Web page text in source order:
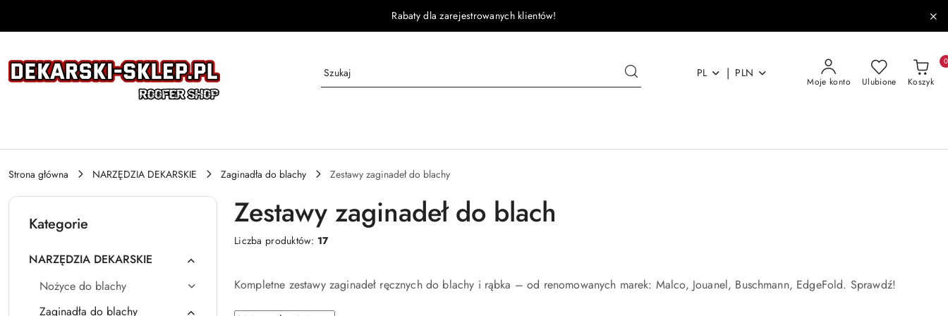
Rabaty dla zarejestrowanych klientów!
PL | PLN
Moje konto Ulubione Koszyk
0
Strona główna NARZĘDZIA DEKARSKIE Zaginadła do blachy Zestawy zaginadeł do blachy
Kategorie
NARZĘDZIA DEKARSKIE
Nożyce do blachy
Zaginadła do blachy
Zestawy zaginadeł do blach
Liczba produktów: 17
Kompletne zestawy zaginadeł ręcznych do blachy i rąbka – od renomowanych marek: Malco, Jouanel, Buschmann, EdgeFold. Sprawdź!